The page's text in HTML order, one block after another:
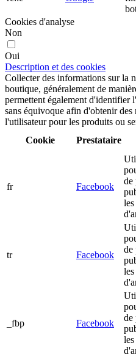
Cookies d'analyse
Non
Oui
Description et des cookies
Collecter des informations sur la
boutique, généralement de
permettent également d'identifier
sans équivoque afin d'obtenir des
l'utilisateur pour les produits ou
Cookie
Prestataire
fr Facebook
de
tr Facebook
de
_fbp Facebook
de